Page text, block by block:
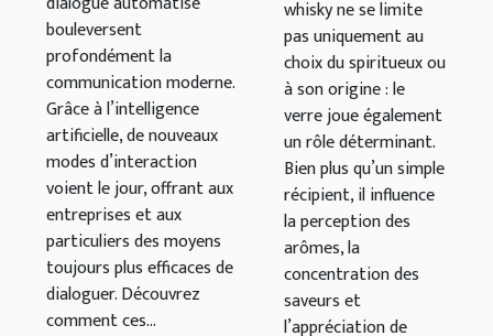
elles la
communication
?
bouleversent
profondément la
communication moderne.
Grâce à l’intelligence
artificielle, de nouveaux
modes d’interaction
voient le jour, offrant aux
entreprises et aux
particuliers des moyens
toujours plus efficaces de
dialoguer. Découvrez
comment ces...
du whisky ?
whisky ne se limite
pas uniquement au
choix du spiritueux ou
à son origine : le
verre joue également
un rôle déterminant.
Bien plus qu’un simple
récipient, il influence
la perception des
arômes, la
concentration des
saveurs et
l’appréciation de